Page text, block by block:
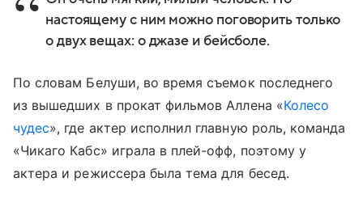
настоящему с ним можно поговорить только
о двух вещах: о джазе и бейсболе.
По словам Белуши, во время съемок последнего
из вышедших в прокат фильмов Аллена «Колесо
чудес», где актер исполнил главную роль, команда
«Чикаго Кабс» играла в плей-офф, поэтому у
актера и режиссера была тема для бесед.